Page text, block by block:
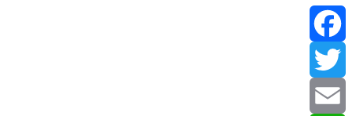
Facebook
Twitter